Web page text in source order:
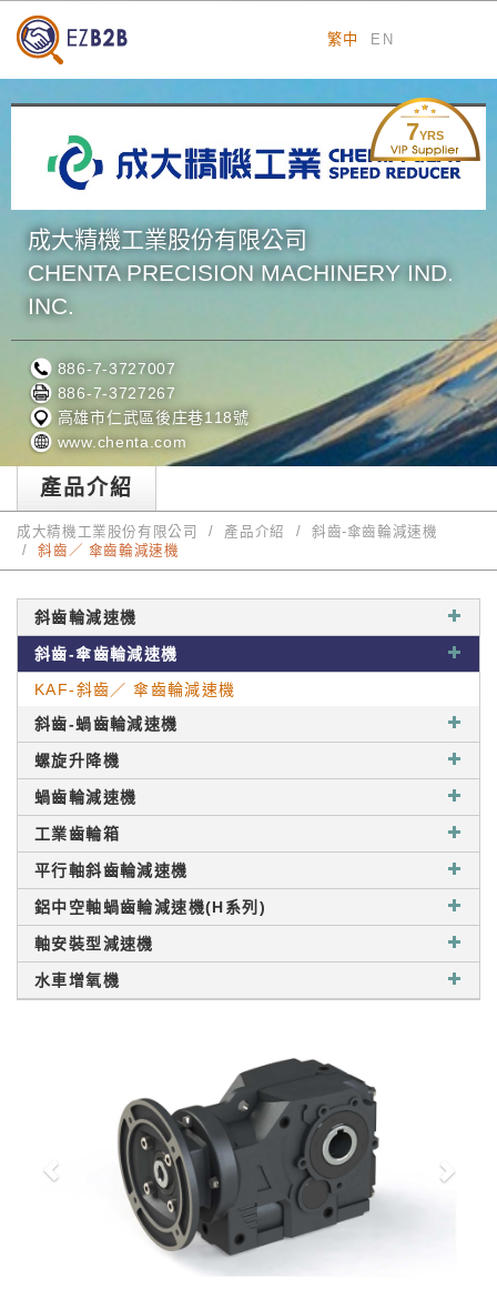
繁中 EN
7YRS
成大精機工業股份有限公司
CHENTA PRECISION MACHINERY IND.
INC.
886-7-3727007
886-7-3727267
高雄市仁武區後庄巷118號
www.chenta.com
產品介紹
成大精機工業股份有限公司 產品介紹
斜齒-傘齒輪減速機
斜齒／ 傘齒輪減速機
斜齒輪減速機
斜齒-傘齒輪減速機
KAF-斜齒／ 傘齒輪減速機
斜齒-蝸齒輪減速機
螺旋升降機
蝸齒輪減速機
工業齒輪箱
平行軸斜齒輪減速機
鋁中空軸蝸齒輪減速機(H系列)
軸安裝型減速機
水車增氧機